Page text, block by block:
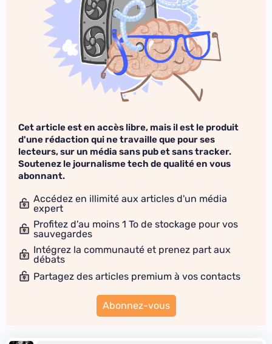
Cet article est en accès libre, mais il est le produit
d'une rédaction qui ne travaille que pour ses
lecteurs, sur un média sans pub et sans tracker.
Soutenez le journalisme tech de qualité en vous
abonnant.
Accédez en illimité aux articles d'un média
expert
Profitez d'au moins 1 To de stockage pour vos
sauvegardes
Intégrez la communauté et prenez part aux
débats
Partagez des articles premium à vos contacts
Abonnez-vous